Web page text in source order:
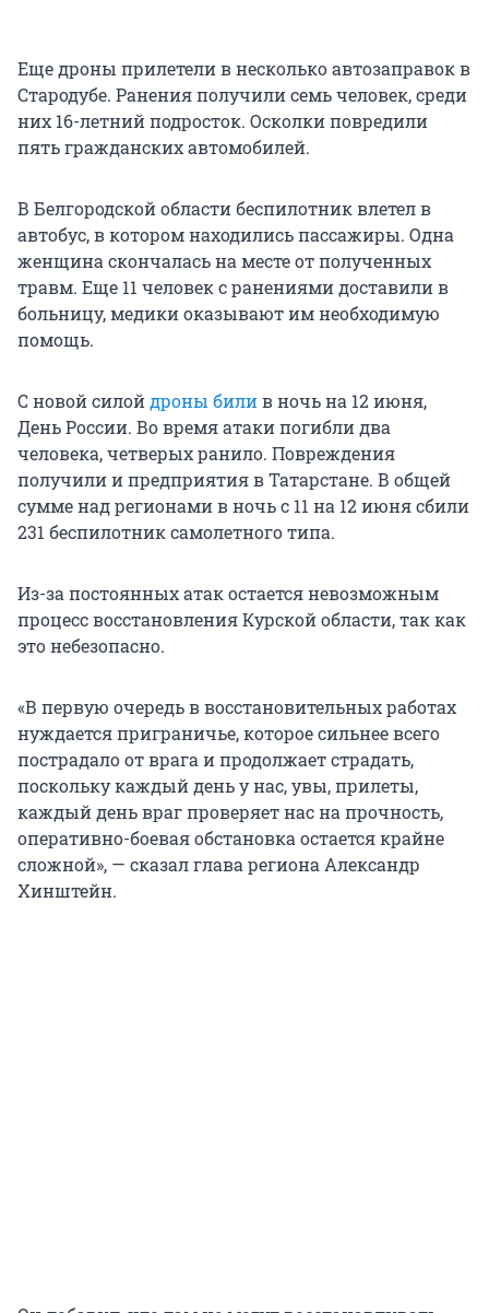
Еще дроны прилетели в несколько автозаправок в
Стародубе. Ранения получили семь человек, среди
них 16-летний подросток. Осколки повредили
пять гражданских автомобилей.
В Белгородской области беспилотник влетел в
автобус, в котором находились пассажиры. Одна
женщина скончалась на месте от полученных
травм. Еще 11 человек с ранениями доставили в
больницу, медики оказывают им необходимую
помощь.
С новой силойдроны билив ночь на 12 июня,
День России. Во время атаки погибли два
человека, четверых ранило. Повреждения
получили и предприятия в Татарстане. В общей
сумме над регионами в ночь с 11 на 12 июня сбили
231 беспилотник самолетного типа.
Из-за постоянных атак остается невозможным
процесс восстановления Курской области, так как
это небезопасно.
«В первую очередь в восстановительных работах
нуждается приграничье, которое сильнее всего
пострадало от врага и продолжает страдать,
поскольку каждый день у нас, увы, прилеты,
каждый день враг проверяет нас на прочность,
оперативно-боевая обстановка остается крайне
сложной», — сказал глава региона Александр
Хинштейн.